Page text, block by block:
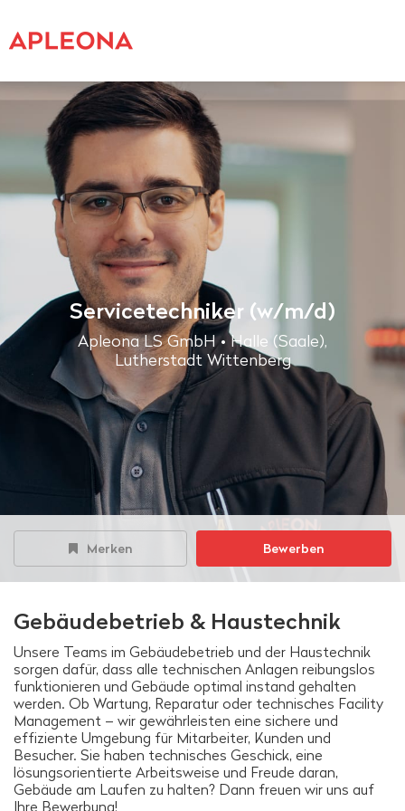
Servicetechniker (w/m/d)
Apleona LS GmbH • Halle (Saale),
Lutherstadt Wittenberg
Merken Bewerben
Gebäudebetrieb & Haustechnik
Unsere Teams im Gebäudebetrieb und der Haustechnik
sorgen dafür, dass alle technischen Anlagen reibungslos
funktionieren und Gebäude optimal instand gehalten
werden. Ob Wartung, Reparatur oder technisches Facility
Management – wir gewährleisten eine sichere und
effiziente Umgebung für Mitarbeiter, Kunden und
Besucher. Sie haben technisches Geschick, eine
lösungsorientierte Arbeitsweise und Freude daran,
Gebäude am Laufen zu halten? Dann freuen wir uns auf
Ihre Bewerbung!